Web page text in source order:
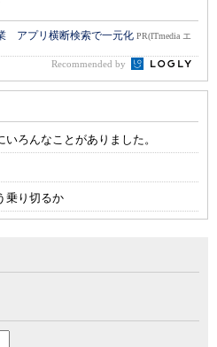
アプリ横断検索で一元化 PR(ITmedia エ
Recommended by
ろんなことがありました。
乗り切るか